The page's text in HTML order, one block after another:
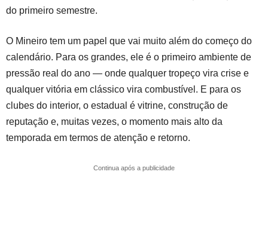
do primeiro semestre.
O Mineiro tem um papel que vai muito além do começo do
calendário. Para os grandes, ele é o primeiro ambiente de
pressão real do ano — onde qualquer tropeço vira crise e
qualquer vitória em clássico vira combustível. E para os
clubes do interior, o estadual é vitrine, construção de
reputação e, muitas vezes, o momento mais alto da
temporada em termos de atenção e retorno.
Continua após a publicidade